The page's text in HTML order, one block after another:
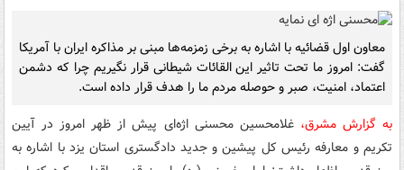
معاون اول قضائیه با اشاره به ‌برخی زمزمه‌ها مبنی بر مذاکره ایران با آمریکا
گفت: امروز ما تحت تاثیر این القائات شیطانی قرار نگیریم چرا که دشمن
اعتماد، امنیت، صبر و حوصله مردم ما را هدف قرار داده است.
به گزارش مشرق، غلامحسین محسنی اژه‌ای پیش از ظهر امروز در آیین
تکریم و معارفه رئیس کل پیشین و جدید دادگستری استان یزد با اشاره به